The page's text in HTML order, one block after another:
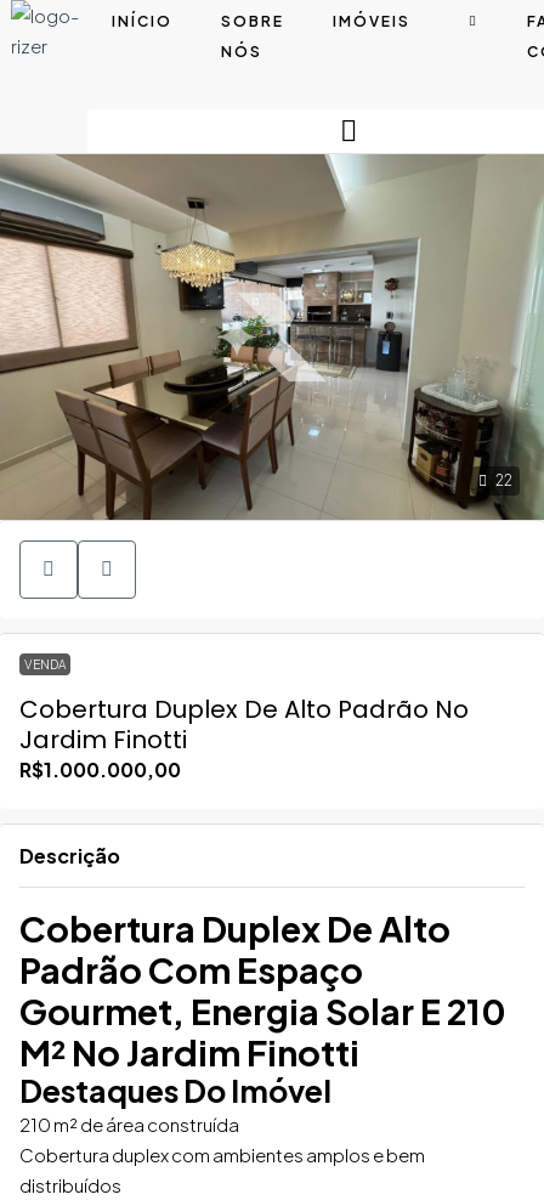
INÍCIO
SOBRE
NÓS
IMÓVEIS
22
VENDA
Cobertura Duplex De Alto Padrão No
Jardim Finotti
R$1.000.000,00
Descrição
Cobertura Duplex De Alto
Padrão Com Espaço
Gourmet, Energia Solar E 210
M² No Jardim Finotti
Destaques Do Imóvel
210 m² de área construída
Cobertura duplex com ambientes amplos e bem
distribuídos